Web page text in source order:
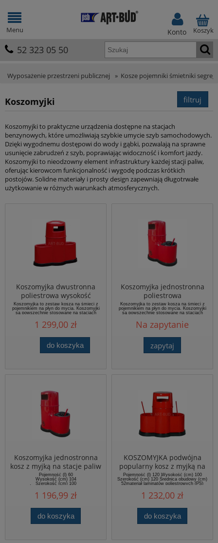
Koszyk
Konto
52 323 05 50
Menu
Wyposażenie przestrzeni publicznej » Kosze pojemniki śmietniki
Koszomyjki filtruj
Koszomyjki to praktyczne urządzenia dostępne na stacjach
benzynowych, które umożliwiają szybkie umycie szyb samochodowych.
Dzięki wygodnemu dostępowi do wody i gąbki, pozwalają na sprawne
usunięcie zabrudzeń z szyb, poprawiając widoczność i komfort jazdy.
Koszomyjki to nieodzowny element infrastruktury każdej stacji paliw,
oferując kierowcom funkcjonalność i wygodę podczas krótkich
postojów. Solidne materiały i prosty design zapewniają długotrwałe
użytkowanie w różnych warunkach atmosferycznych.
Koszomyjka dwustronna
poliestrowa wysokość
100cm
Koszomyjka to zestaw kosza na śmieci z
pojemnikiem na płyn do mycia. Koszomyjki
są powszechnie stosowane na stacjach
wysokość 100cm, średnica 52cm,
szerokość ze zbiornikami 100cm - (kosz
zewnętrzny)
1 299,00 zł
do koszyka
Koszomyjka jednostronna
poliestrowa
Koszomyjka to zestaw kosza na śmieci z
pojemnikiem na płyn do mycia. Koszomyjki
są powszechnie stosowane na stacjach
wysokość 100cm, średnica 52cm,
szerokość ze zbiornikami 100cm - (kosz
zewnętrzny)
Na zapytanie
zapytaj
Koszomyjka jednostronna
kosz z myjką na stacje paliw
Pojemność (l) 60
Wysokość (cm) 104
Szerokość (cm) 100
1 196,99 zł
do koszyka
KOSZOMYJKA podwójna
popularny kosz z myjką na
stacje paliw
Pojemność (l) 120 Wysokość (cm) 100
Szerokość (cm) 120 Średnica obudowy (cm)
52materiał laminatów poliestrowych (PS)
kolorystyce RAL
1 232,00 zł
do koszyka